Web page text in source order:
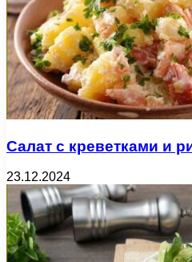
Салат с креветками и
23.12.2024